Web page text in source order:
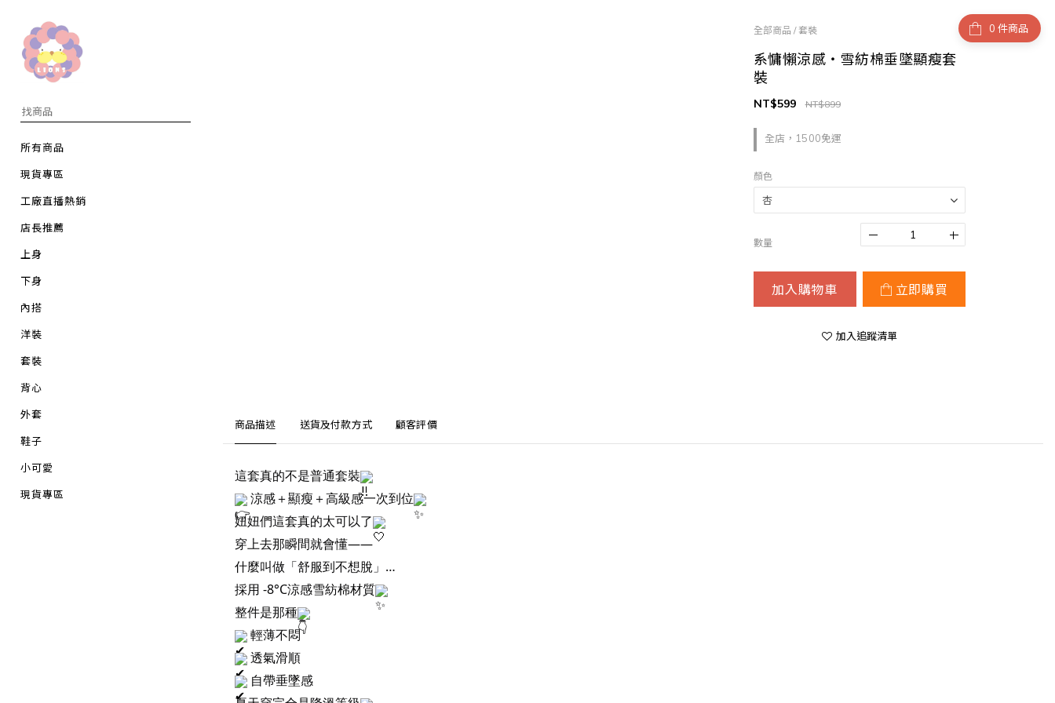
所有商品
現貨專區
工廠直播熱銷
店長推薦
上身
下身
內搭
洋裝
套裝
背心
外套
鞋子
小可愛
現貨專區
件商品
全部商品 / 套裝
系慵懶涼感・雪紡棉垂墜顯瘦套
裝
全店，1500免運
NT$899
NT$599
顏色
數量
加入購物車 立即購買
加入追蹤清單
商品描述 送貨及付款方式 顧客評價
這套真的不是普通套裝
涼感＋顯瘦＋高級感一次到位
妞妞們這套真的太可以了
穿上去那瞬間就會懂——
什麼叫做「舒服到不想脫」…
採用 -8°C涼感雪紡棉材質
整件是那種
輕薄不悶
透氣滑順
自帶垂墜感